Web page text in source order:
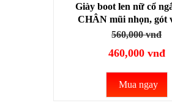
Giày boot len nữ cổ
CHÂN mũi nhọn, gót
TRÁNG GƯƠNG cao
560,000 vnđ
460,000 vnđ
Mua ngay